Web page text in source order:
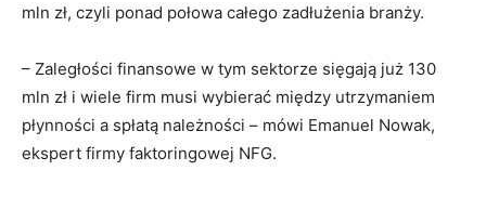
mln zł, czyli ponad połowa całego zadłużenia branży.
– Zaległości finansowe w tym sektorze sięgają już 130
mln zł i wiele firm musi wybierać między utrzymaniem
płynności a spłatą należności – mówi Emanuel Nowak,
ekspert firmy faktoringowej NFG.